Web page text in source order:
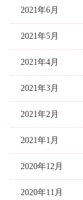
2021年6月
2021年5月
2021年4月
2021年3月
2021年2月
2021年1月
2020年12月
2020年11月